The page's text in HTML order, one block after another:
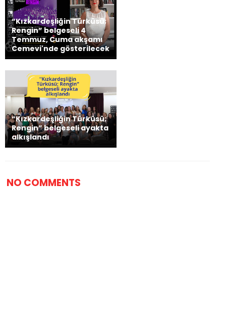
“Kızkardeşliğin Türküsü;
Rengin” belgeseli 4
Temmuz, Cuma akşamı
Cemevi'nde gösterilecek
“Kızkardeşliğin Türküsü;
Rengin” belgeseli ayakta
alkışlandı
NO COMMENTS